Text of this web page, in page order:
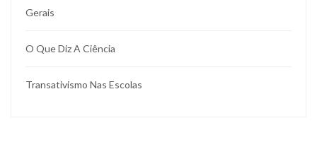
Gerais
O Que Diz A Ciência
Transativismo Nas Escolas